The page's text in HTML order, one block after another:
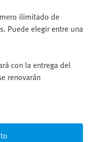
ilimitado de
Puede elegir entre una
con la entrega del
renovarán